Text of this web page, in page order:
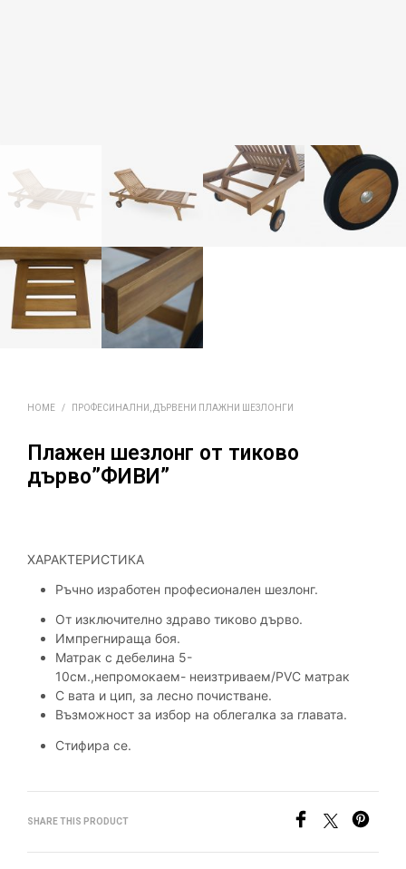
HOME / ПРОФЕСИНАЛНИ, ДЪРВЕНИ ПЛАЖНИ ШЕЗЛОНГИ
Плажен шезлонг от тиково
дърво”ФИВИ”
ХАРАКТЕРИСТИКА
Ръчно изработен професионален шезлонг.
От изключително здраво тиково дърво.
Импрегнираща боя.
Матрак с дебелина 5-
10см.,непромокаем- неизтриваем/PVC матрак
С вата и цип, за лесно почистване.
Възможност за избор на облегалка за главата.
Стифира се.
SHARE THIS PRODUCT